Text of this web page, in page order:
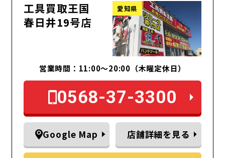
工具買取王国
春日井19号店
愛知県
営業時間：11:00～20:00（木曜定休日）
0568-37-3300
Google Map 店舗詳細を見る